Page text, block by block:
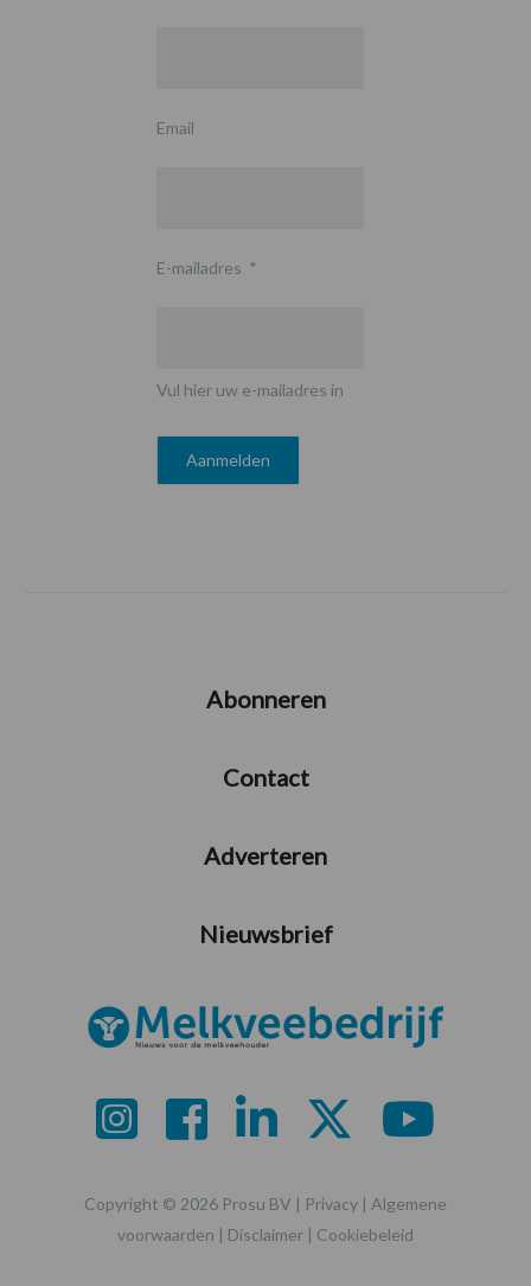
Email
E-mailadres *
Vul hier uw e-mailadres in
Abonneren
Contact
Adverteren
Nieuwsbrief
Copyright © 2026 Prosu BV | Privacy | Algemene
voorwaarden | Disclaimer | Cookiebeleid